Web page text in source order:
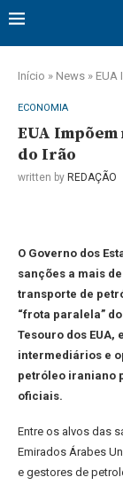
Início » News » EUA
ECONOMIA
EUA Impõem
do Irão
written by REDAÇÃO
O Governo dos
sanções a mais
transporte de
“frota paralela”
Tesouro dos
intermediários e
petróleo iraniano
oficiais.
Entre os alvos das
Emirados Árabes
e gestores de